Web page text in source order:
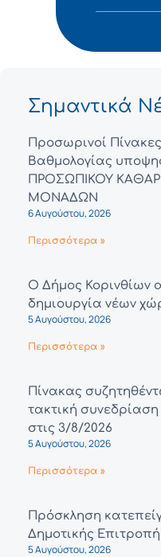
Σημαντικά
Προσωρινοί
Βαθμολογίας
ΠΡΟΣΩΠΙΚΟΥ
ΜΟΝΑΔΩΝ
6 Αυγούστου, 2026
Περισσότερα »
Ο Δήμος Κορινθίων
δημιουργία νέων
5 Αυγούστου, 2026
Περισσότερα »
Πίνακας
τακτική
στις 3/8/2026
5 Αυγούστου, 2026
Περισσότερα »
Πρόσκληση
Δημοτικής
5 Αυγούστου, 2026